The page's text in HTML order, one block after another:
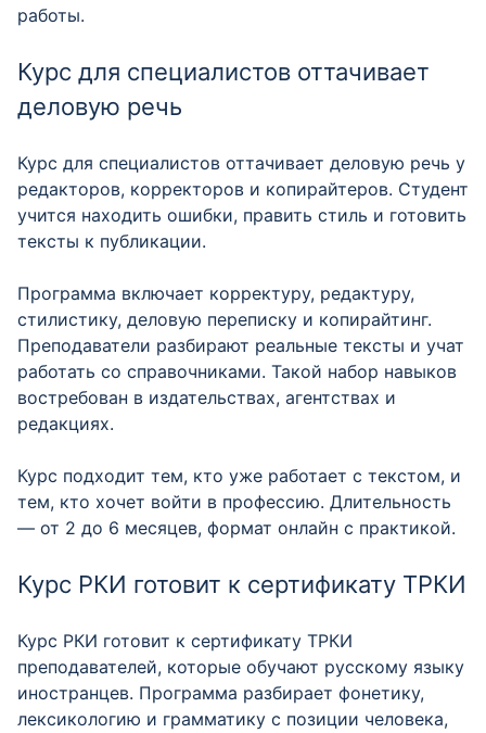
работы.
Курс для специалистов оттачивает
деловую речь
Курс для специалистов оттачивает деловую речь у
редакторов, корректоров и копирайтеров. Студент
учится находить ошибки, править стиль и готовить
тексты к публикации.
Программа включает корректуру, редактуру,
стилистику, деловую переписку и копирайтинг.
Преподаватели разбирают реальные тексты и учат
работать со справочниками. Такой набор навыков
востребован в издательствах, агентствах и
редакциях.
Курс подходит тем, кто уже работает с текстом, и
тем, кто хочет войти в профессию. Длительность
— от 2 до 6 месяцев, формат онлайн с практикой.
Курс РКИ готовит к сертификату ТРКИ
Курс РКИ готовит к сертификату ТРКИ
преподавателей, которые обучают русскому языку
иностранцев. Программа разбирает фонетику,
лексикологию и грамматику с позиции человека,